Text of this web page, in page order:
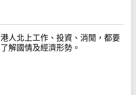
港人北上工作、投資、消閒，都要
了解國情及經濟形勢。